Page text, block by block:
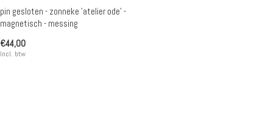
pin gesloten - zonneke 'atelier ode' -
magnetisch - messing
€44,00
Incl. btw